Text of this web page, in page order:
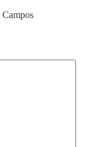
Campos